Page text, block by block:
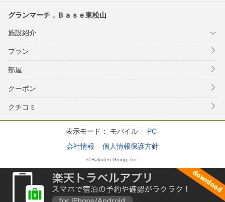
グランマーチ．Ｂａｓｅ東松山
施設紹介
プラン
部屋
クーポン
クチコミ
表示モード： モバイル
PC
会社情報
個人情報保護方針
© Rakuten Group, Inc.